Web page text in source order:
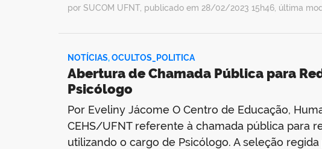
por SUCOM UFNT, publicado em 28/02/2023 15h46, última
NOTÍCIAS,OCULTOS_POLITICA
Abertura de Chamada Pública para
Psicólogo
Por Eveliny Jácome O Centro de Educação,
CEHS/UFNT referente à chamada pública para
utilizando o cargo de Psicólogo. A seleção